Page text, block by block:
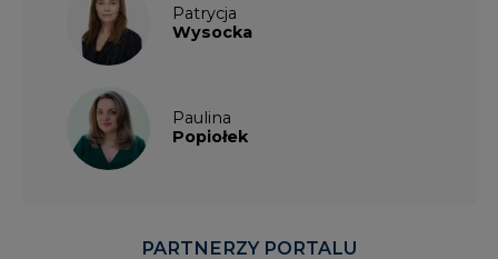
Patrycja
Wysocka
Paulina
Popiołek
PARTNERZY PORTALU